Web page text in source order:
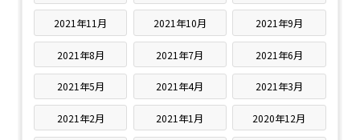
2021年11月 2021年10月 2021年9月
2021年8月 2021年7月 2021年6月
2021年5月 2021年4月 2021年3月
2021年2月 2021年1月 2020年12月